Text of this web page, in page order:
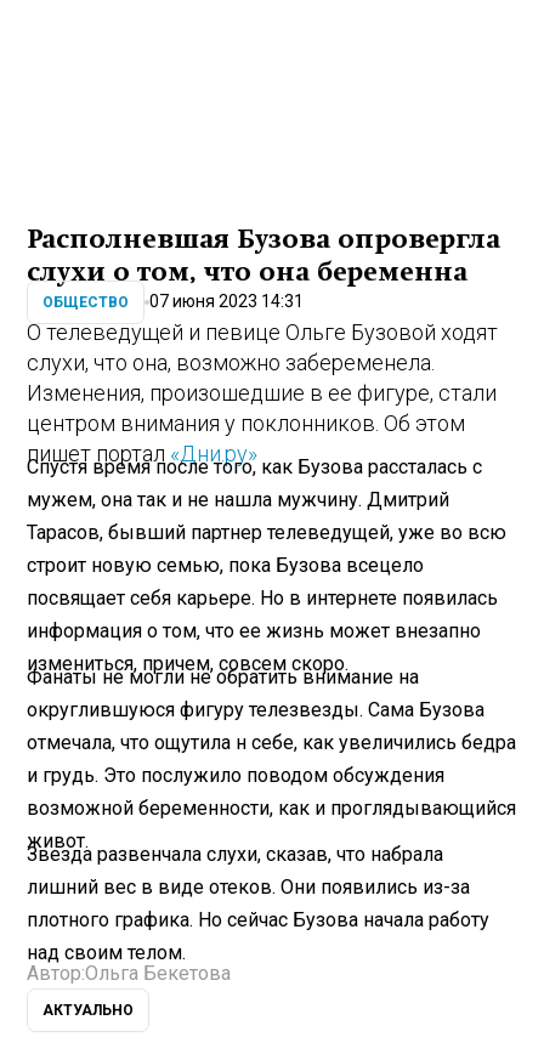
Располневшая Бузова опровергла
слухи о том, что она беременна
ОБЩЕСТВО 07 июня 2023 14:31
О телеведущей и певице Ольге Бузовой ходят
слухи, что она, возможно забеременела.
Изменения, произошедшие в ее фигуре, стали
центром внимания у поклонников. Об этом
пишет портал «Дни.ру»
Спустя время после того, как Бузова рассталась с
мужем, она так и не нашла мужчину. Дмитрий
Тарасов, бывший партнер телеведущей, уже во всю
строит новую семью, пока Бузова всецело
посвящает себя карьере. Но в интернете появилась
информация о том, что ее жизнь может внезапно
измениться, причем, совсем скоро.
Фанаты не могли не обратить внимание на
округлившуюся фигуру телезвезды. Сама Бузова
отмечала, что ощутила н себе, как увеличились бедра
и грудь. Это послужило поводом обсуждения
возможной беременности, как и проглядывающийся
живот.
Звезда развенчала слухи, сказав, что набрала
лишний вес в виде отеков. Они появились из-за
плотного графика. Но сейчас Бузова начала работу
над своим телом.
Автор:Ольга Бекетова
АКТУАЛЬНО